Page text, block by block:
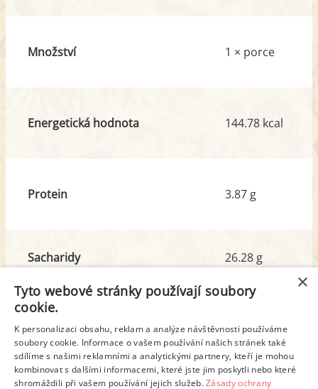
Množství 1 × porce
Energetická hodnota 144.78 kcal
Protein 3.87 g
Sacharidy
z toho cukr
26.28 g
1.93 g
Tuk
z toho nas. mastné kyseliny
1.93 g
0.20 g
×
Tyto webové stránky používají soubory
cookie.
K personalizaci obsahu, reklam a analýze návštěvnosti používáme
soubory cookie. Informace o vašem používání našich stránek také
sdílíme s našimi reklamními a analytickými partnery, kteří je mohou
kombinovat s dalšími informacemi, které jste jim poskytli nebo které
shromáždili při vašem používání jejich služeb.Zásady ochrany